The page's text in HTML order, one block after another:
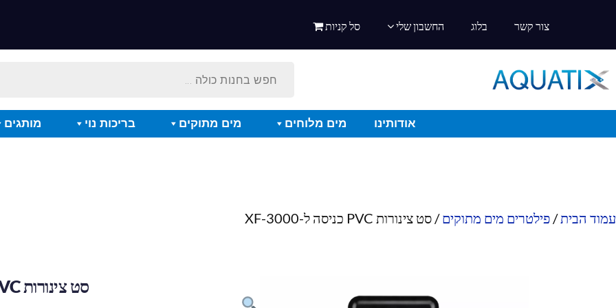
צור קשר בלוג החשבון שלי סל קניות
אודותינו מים מלוחים מים מתוקים בריכות נוי מותגים
עמוד הבית/פילטרים מים מתוקים/ סט צינורות PVC כניסה ל-XF-3000
סט צינורות PVC כניסה ל-XF-3000